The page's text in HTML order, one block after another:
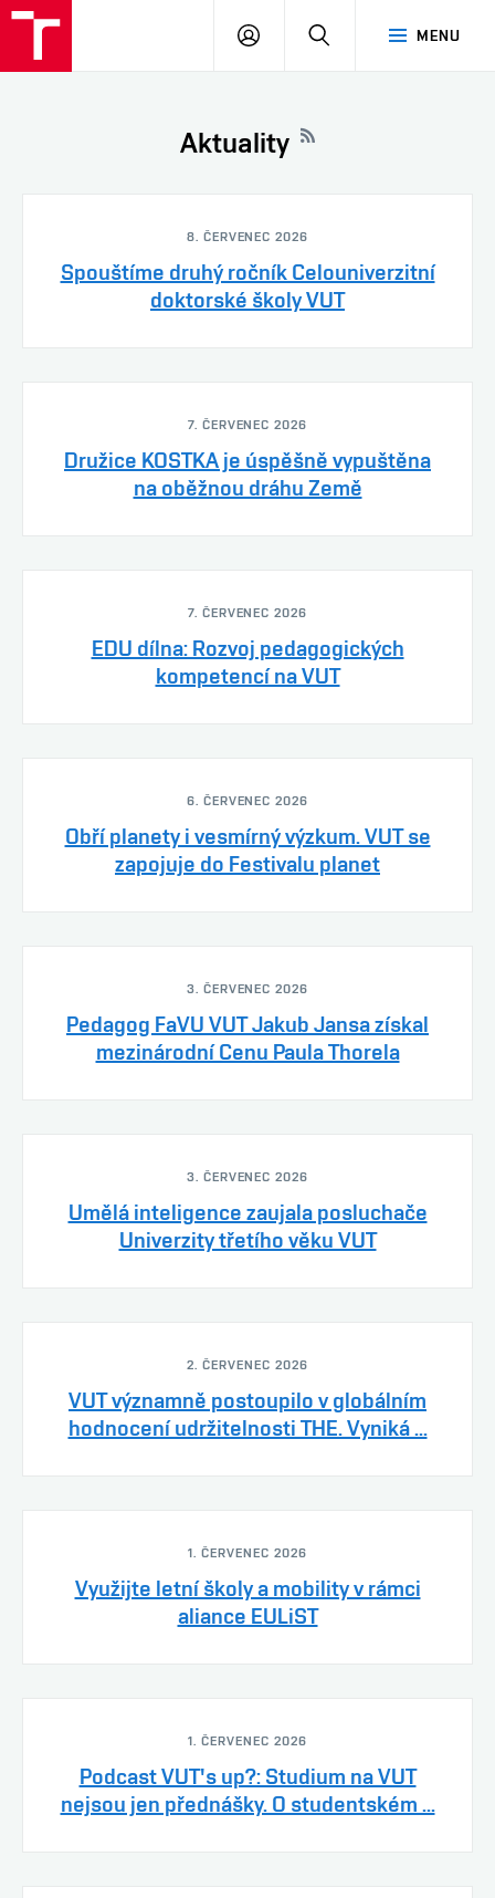
MENU
PŘIHLÁSIT
Aktuality
8. ČERVENEC 2026
Spouštíme druhý ročník Celouniverzitní
doktorské školy VUT
7. ČERVENEC 2026
Družice KOSTKA je úspěšně vypuštěna
na oběžnou dráhu Země
7. ČERVENEC 2026
EDU dílna: Rozvoj pedagogických
kompetencí na VUT
6. ČERVENEC 2026
Obří planety i vesmírný výzkum. VUT se
zapojuje do Festivalu planet
3. ČERVENEC 2026
Pedagog FaVU VUT Jakub Jansa získal
mezinárodní Cenu Paula Thorela
3. ČERVENEC 2026
Umělá inteligence zaujala posluchače
Univerzity třetího věku VUT
2. ČERVENEC 2026
VUT významně postoupilo v globálním
hodnocení udržitelnosti THE. Vyniká ...
1. ČERVENEC 2026
Využijte letní školy a mobility v rámci
aliance EULiST
1. ČERVENEC 2026
Podcast VUT's up?: Studium na VUT
nejsou jen přednášky. O studentském ...